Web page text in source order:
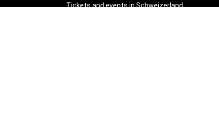
Tickets and events in Schweizerland